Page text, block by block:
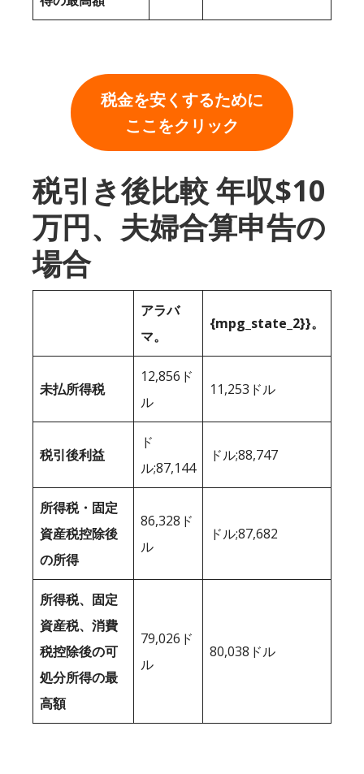
税金を安くするために
ここをクリック
税引き後比較 年収$10
万円、夫婦合算申告の
場合
アラバ
マ。
{mpg_state_2}}。
未払所得税
12,856ド
ル
11,253ドル
税引後利益
ド
ル;87,144
ドル;88,747
所得税・固定
資産税控除後
の所得
86,328ド
ル
ドル;87,682
所得税、固定
資産税、消費
税控除後の可
処分所得の最
高額
79,026ド
ル
80,038ドル